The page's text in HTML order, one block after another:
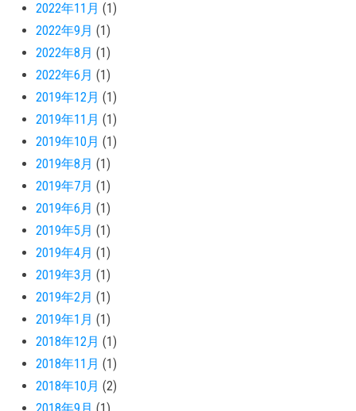
2022年11月 (1)
2022年9月 (1)
2022年8月 (1)
2022年6月 (1)
2019年12月 (1)
2019年11月 (1)
2019年10月 (1)
2019年8月 (1)
2019年7月 (1)
2019年6月 (1)
2019年5月 (1)
2019年4月 (1)
2019年3月 (1)
2019年2月 (1)
2019年1月 (1)
2018年12月 (1)
2018年11月 (1)
2018年10月 (2)